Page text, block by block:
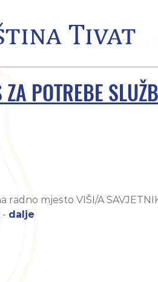
POTREBE
radno mjesto VIŠI/A
dalje